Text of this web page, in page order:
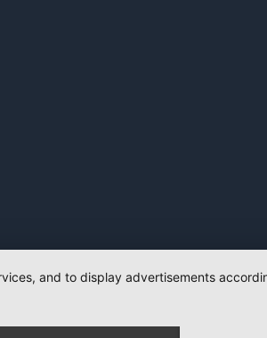
and to display advertisements